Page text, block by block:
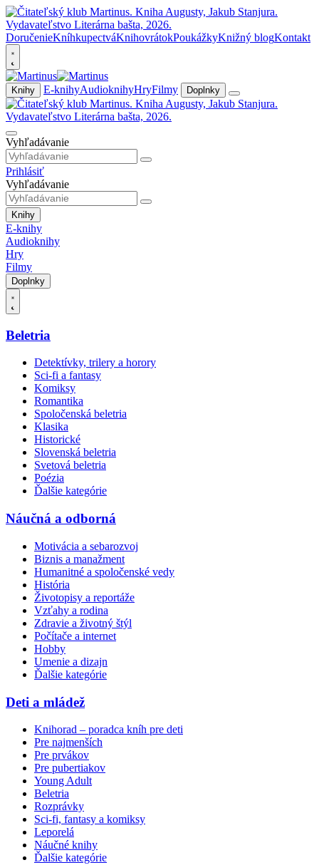
DoručenieKníhkupectváKnihovrátokPoukážkyKnižný blogKontakt
Knihy E-knihyAudioknihyHryFilmy Doplnky
Vyhľadávanie
Prihlásiť
Vyhľadávanie
Knihy
E-knihy
Audioknihy
Hry
Filmy
Doplnky
Beletria
Detektívky, trilery a horory
Sci-fi a fantasy
Komiksy
Romantika
Spoločenská beletria
Klasika
Historické
Slovenská beletria
Svetová beletria
Poézia
Ďalšie kategórie
Náučná a odborná
Motivácia a sebarozvoj
Biznis a manažment
Humanitné a spoločenské vedy
História
Životopisy a reportáže
Vzťahy a rodina
Zdravie a životný štýl
Počítače a internet
Hobby
Umenie a dizajn
Ďalšie kategórie
Deti a mládež
Knihorad – poradca kníh pre deti
Pre najmenších
Pre prvákov
Pre pubertiakov
Young Adult
Beletria
Rozprávky
Sci-fi, fantasy a komiksy
Leporelá
Náučné knihy
Ďalšie kategórie